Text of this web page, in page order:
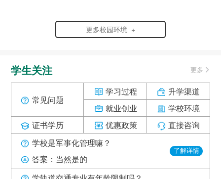
更多校园环境 +
学生关注 更多
常见问题
学习过程
就业创业
升学渠道
学校环境
证书学历
优惠政策
直接咨询
学校是军事化管理嘛？
答案：当然是的
了解详情